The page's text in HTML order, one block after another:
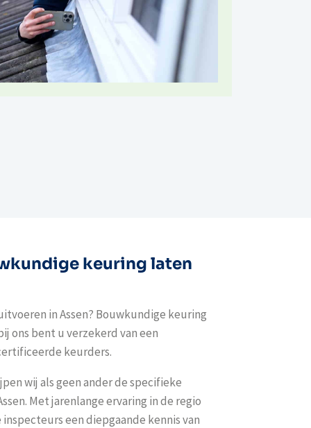
keuring laten
in Assen? Bouwkundige keuring
ons bent u verzekerd van een
keurders.
wij als geen ander de specifieke
Met jarenlange ervaring in de regio
een diepgaande kennis van